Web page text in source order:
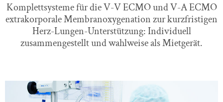
Komplettsysteme für die V-V ECMO und V-A ECMO
extrakorporale Membranoxygenation zur kurzfristigen
Herz-Lungen-Unterstützung: Individuell
zusammengestellt und wahlweise als Mietgerät.